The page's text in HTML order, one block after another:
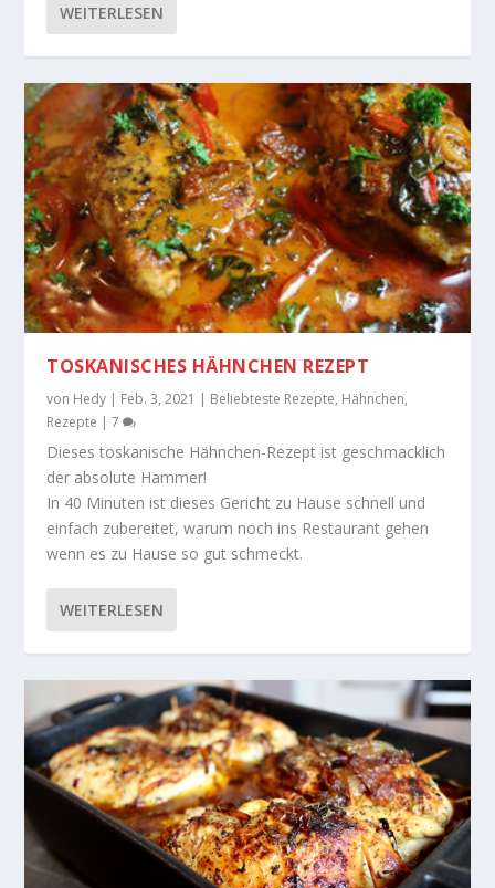
WEITERLESEN
TOSKANISCHES HÄHNCHEN REZEPT
von Hedy | Feb. 3, 2021 | Beliebteste Rezepte, Hähnchen,
Rezepte |7
Dieses toskanische Hähnchen-Rezept ist geschmacklich
der absolute Hammer!
In 40 Minuten ist dieses Gericht zu Hause schnell und
einfach zubereitet, warum noch ins Restaurant gehen
wenn es zu Hause so gut schmeckt.
WEITERLESEN